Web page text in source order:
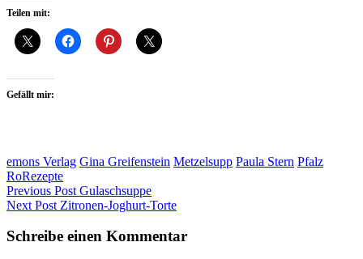
Teilen mit:
Gefällt mir:
emons Verlag Gina Greifenstein Metzelsupp Paula Stern Pfalz
RoRezepte
Beitragsnavigation
Previous Post Gulaschsuppe
Next Post Zitronen-Joghurt-Torte
Schreibe einen Kommentar